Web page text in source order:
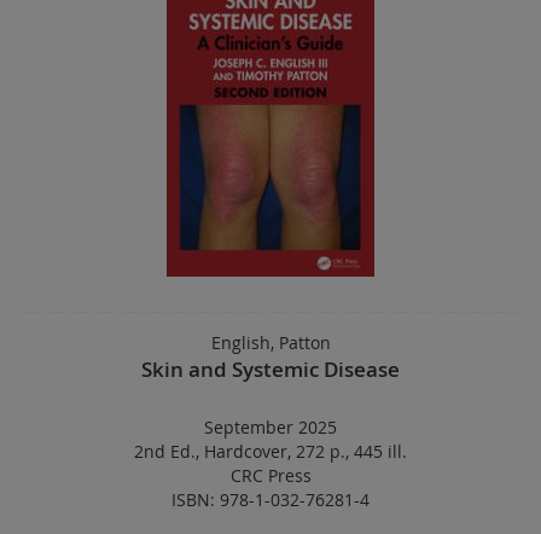
English, Patton
Skin and Systemic Disease
September 2025
2nd Ed., Hardcover, 272 p., 445 ill.
CRC Press
ISBN: 978-1-032-76281-4